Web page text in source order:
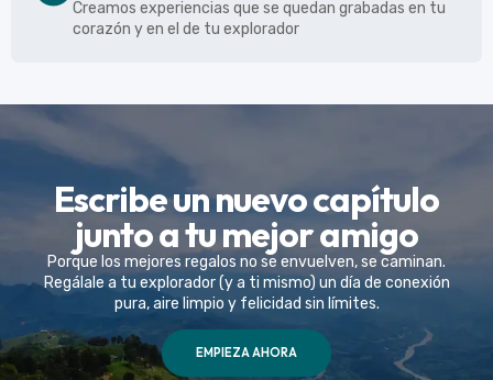
Creamos experiencias que se quedan grabadas en tu
corazón y en el de tu explorador
Escribe un nuevo capítulo
junto a tu mejor amigo
Porque los mejores regalos no se envuelven, se caminan.
Regálale a tu explorador (y a ti mismo) un día de conexión
pura, aire limpio y felicidad sin límites.
EMPIEZA AHORA